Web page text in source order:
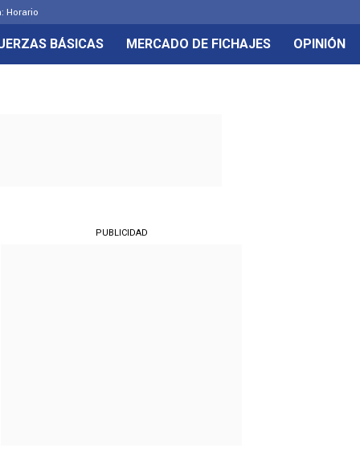
Horario
BÁSICAS MERCADO DE FICHAJES OPINIÓN
PUBLICIDAD